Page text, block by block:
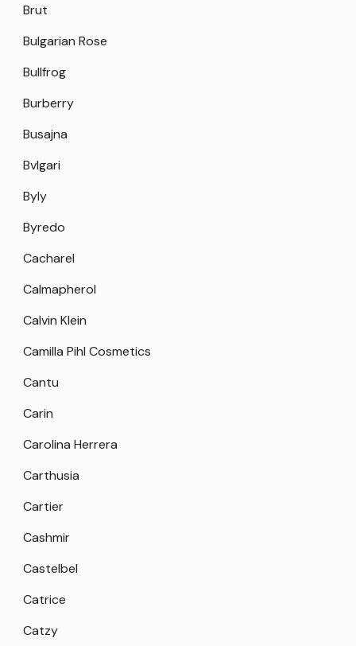
Brut
Bulgarian Rose
Bullfrog
Burberry
Busajna
Bvlgari
Byly
Byredo
Cacharel
Calmapherol
Calvin Klein
Camilla Pihl Cosmetics
Cantu
Carin
Carolina Herrera
Carthusia
Cartier
Cashmir
Castelbel
Catrice
Catzy